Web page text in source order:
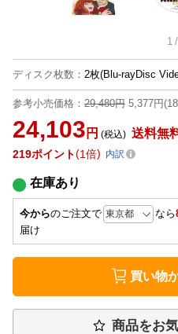
1 /
ディスク枚数 ： 2枚(Blu-rayDisc
参考小売価格： 29,480円 5,377円
24,103 円 (税込) 送料無
219ポイント 1倍 内訳
在庫あり
今からのご注文で なら
届け
買い物
商品をお